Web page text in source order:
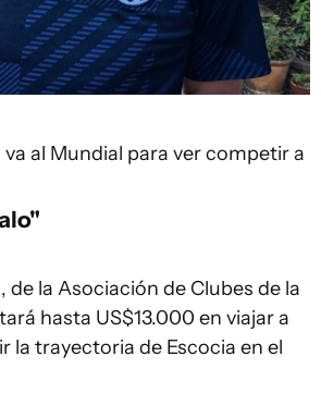
al Mundial para ver competir a
de la Asociación de Clubes de la
hasta US$13.000 en viajar a
la trayectoria de Escocia en el